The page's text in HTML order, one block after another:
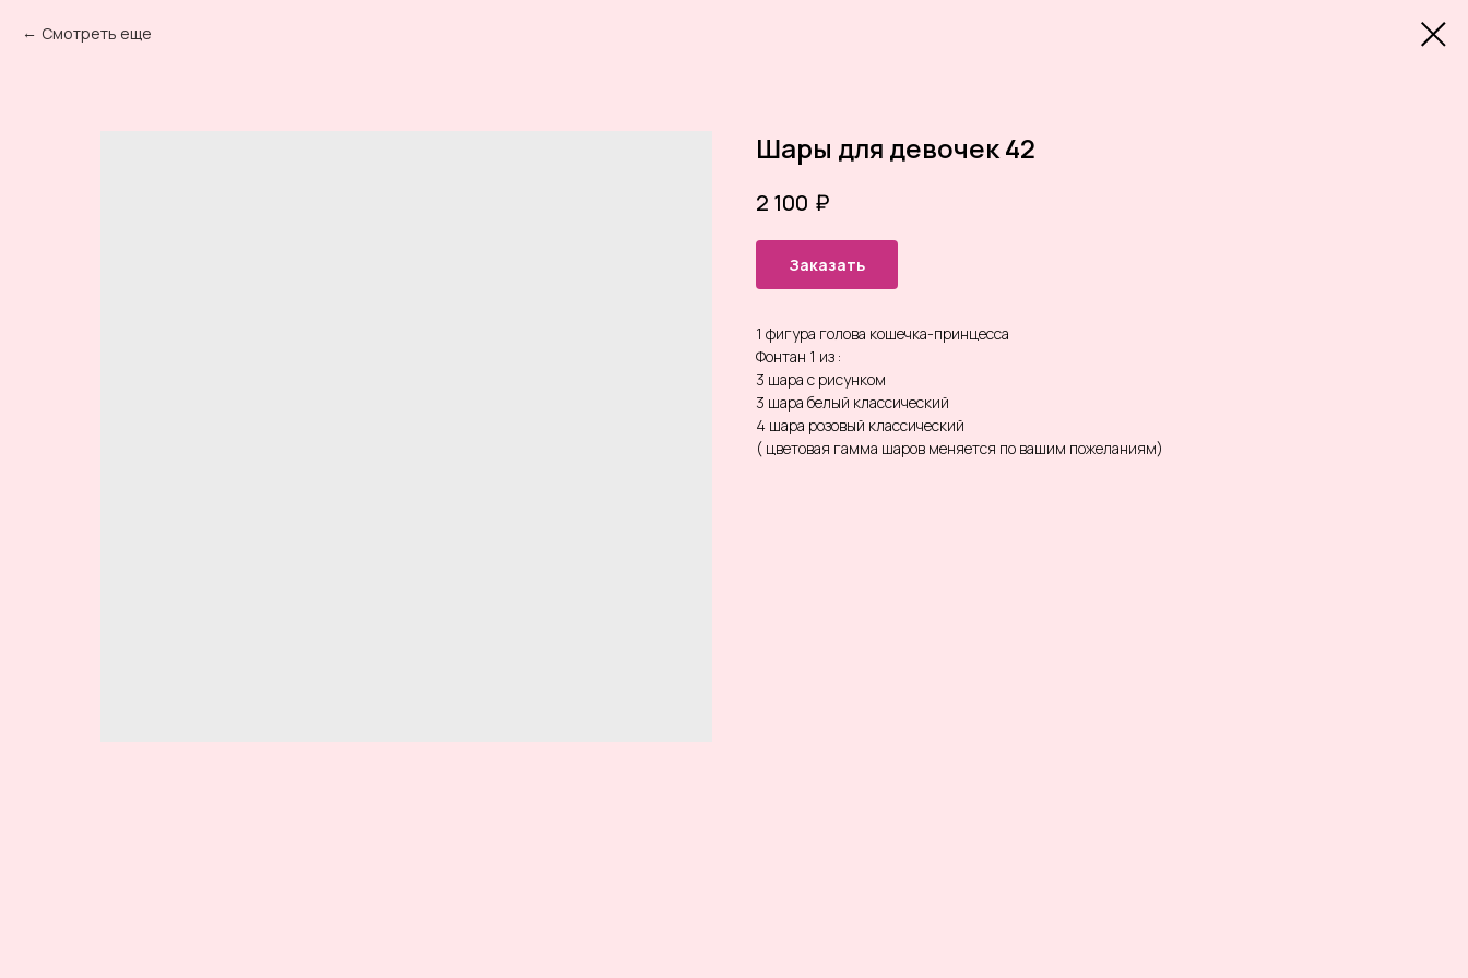
Смотреть еще
Шары для девочек 42
2 100 ₽
Заказать
1 фигура голова кошечка-принцесса
Фонтан 1 из :
3 шара с рисунком
3 шара белый классический
4 шара розовый классический
( цветовая гамма шаров меняется по вашим пожеланиям)